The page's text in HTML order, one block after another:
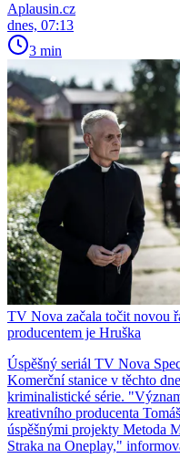
Aplausin.cz
dnes, 07:13
3 min
TV Nova začala točit novou
producentem je Hruška
Úspěšný seriál TV Nova
Komerční stanice v těchto
kriminalistické série.
kreativního producenta
úspěšnými projekty Metoda
Straka na Oneplay,"